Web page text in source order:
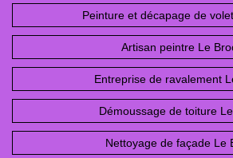
Peinture et décapage de
Artisan peintre Le
Entreprise de ravalement
Démoussage de toiture
Nettoyage de façade Le